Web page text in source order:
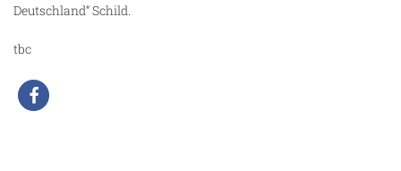
Deutschland“ Schild.
tbc